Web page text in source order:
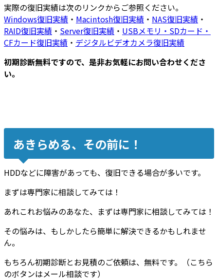
実際の復旧実績は次のリンクからご参照ください。
Windows復旧実績 ・ Macintosh復旧実績 ・ NAS復旧実績 ・
RAID復旧実績 ・ Server復旧実績 ・ USBメモリ・SDカード・
CFカード復旧実績 ・ デジタルビデオカメラ復旧実績
初期診断無料ですので、是非お気軽にお問い合わせくださ
い。
あきらめる、その前に！
HDDなどに障害があっても、復旧できる場合が多いです。
まずは専門家に相談してみては！
あれこれお悩みのあなた、まずは専門家に相談してみては！
その悩みは、もしかしたら簡単に解決できるかもしれませ
ん。
もちろん初期診断とお見積のご依頼は、無料です。（こちら
のボタンはメール相談です）